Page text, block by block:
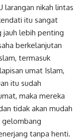
larangan nikah lintas
itu sangat
jauh lebih penting
berkelanjutan
termasuk
umat Islam,
itu sudah
maka mereka
tidak akan mudah
gelombang
tanpa henti.